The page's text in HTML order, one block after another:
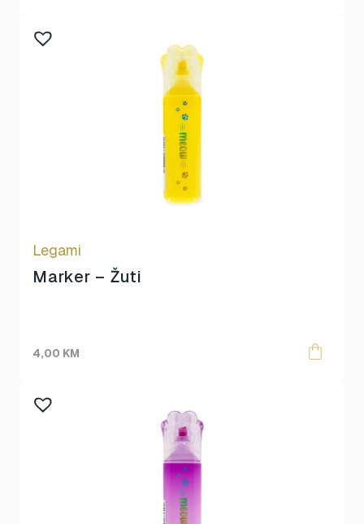
Legami
Marker – Žuti
4,00 KM